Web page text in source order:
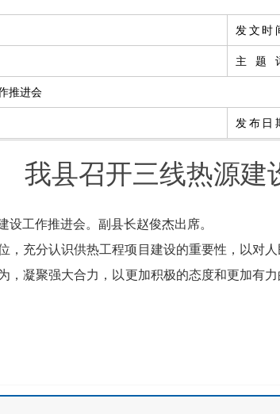
发文时
主题
推进会
发布日
我县召开三线热源建
设工作推进会。副县长赵俊杰出席。
，充分认识供热工程项目建设的重要性，以对
，凝聚强大合力，以更加积极的态度和更加有